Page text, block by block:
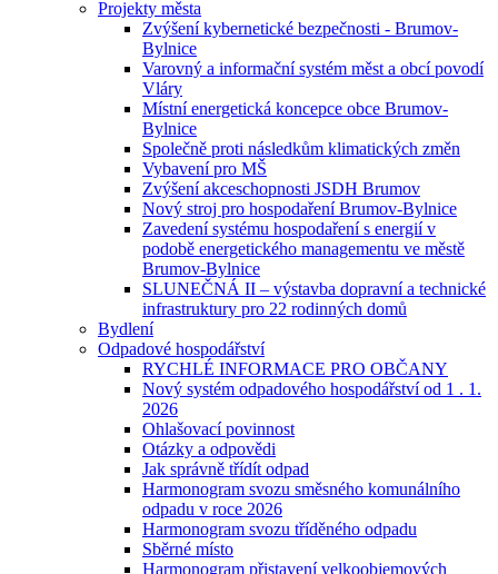
Projekty města
Zvýšení kybernetické bezpečnosti - Brumov-
Bylnice
Varovný a informační systém měst a obcí povodí
Vláry
Místní energetická koncepce obce Brumov-
Bylnice
Společně proti následkům klimatických změn
Vybavení pro MŠ
Zvýšení akceschopnosti JSDH Brumov
Nový stroj pro hospodaření Brumov-Bylnice
Zavedení systému hospodaření s energií v
podobě energetického managementu ve městě
Brumov-Bylnice
SLUNEČNÁ II – výstavba dopravní a technické
infrastruktury pro 22 rodinných domů
Bydlení
Odpadové hospodářství
RYCHLÉ INFORMACE PRO OBČANY
Nový systém odpadového hospodářství od 1 . 1.
2026
Ohlašovací povinnost
Otázky a odpovědi
Jak správně třídít odpad
Harmonogram svozu směsného komunálního
odpadu v roce 2026
Harmonogram svozu tříděného odpadu
Sběrné místo
Harmonogram přistavení velkoobjemových